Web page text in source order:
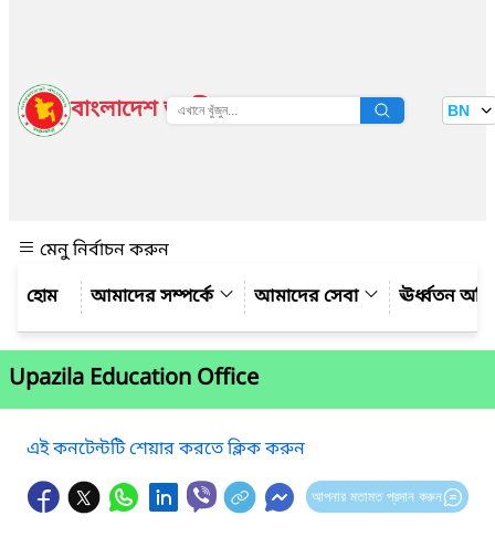
বাংলাদেশ জাতীয় তথ্য বাতায়ন BN
মেনু নির্বাচন করুন
আমাদের সম্পর্কে
আমাদের সেবা ঊর্ধ্বতন
Upazila Education Office
এই কনটেন্টটি শেয়ার করতে ক্লিক করুন
আপনার মতামত প্রদান করুন